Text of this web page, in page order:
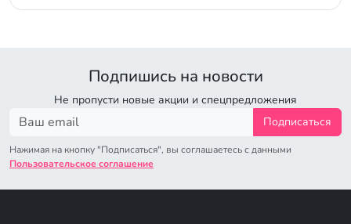
Подпишись на новости
Не пропусти новые акции и спецпредложения
Подписаться
Нажимая на кнопку "Подписаться", вы соглашаетесь с данными
Пользовательское соглашение